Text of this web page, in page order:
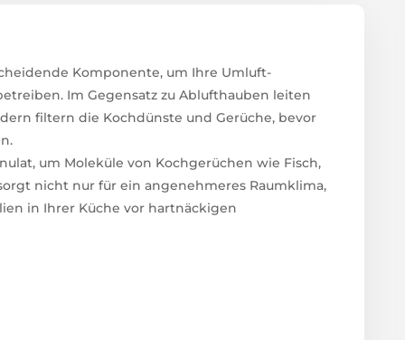
Komponente, um Ihre Umluft-
Im Gegensatz zu Ablufthauben leiten
filtern die Kochdünste und Gerüche, bevor
um Moleküle von Kochgerüchen wie Fisch,
nicht nur für ein angenehmeres Raumklima,
in Ihrer Küche vor hartnäckigen